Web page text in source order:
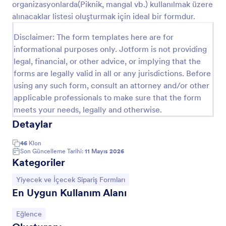
organizasyonlarda(Piknik, mangal vb.) kullanılmak üzere
alınacaklar listesi oluşturmak için ideal bir formdur.
Disclaimer: The form templates here are for
informational purposes only. Jotform is not providing
legal, financial, or other advice, or implying that the
forms are legally valid in all or any jurisdictions. Before
using any such form, consult an attorney and/or other
applicable professionals to make sure that the form
meets your needs, legally and otherwise.
Detaylar
46 Klon
Son Güncelleme Tarihi: 11 Mayıs 2026
Kategoriler
Kategoriye git:
Yiyecek ve İçecek Sipariş Formları
En Uygun Kullanım Alanı
Kategoriye git:
Eğlence
Önizleme